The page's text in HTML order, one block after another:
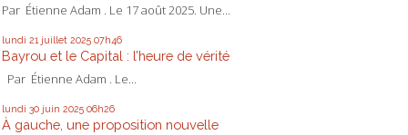
Par Étienne Adam . Le 17 août 2025. Une...
lundi 21 juillet 2025 07h46
Bayrou et le Capital : l’heure de vérité
Par Étienne Adam . Le...
lundi 30 juin 2025 06h26
À gauche, une proposition nouvelle